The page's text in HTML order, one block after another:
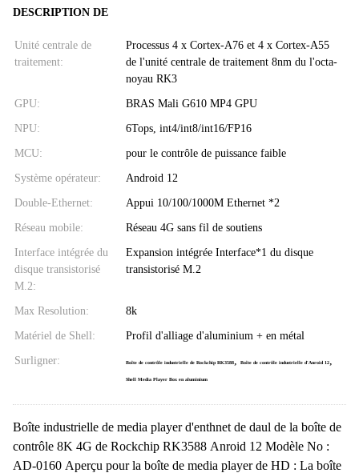
DESCRIPTION DE
Unité centrale de
traitement:
Processus 4 x Cortex-A76 et 4 x Cortex-A55
de l'unité centrale de traitement 8nm du l'octa-
noyau RK3
GPU: BRAS Mali G610 MP4 GPU
NPU: 6Tops, int4/int8/int16/FP16
MCU: pour le contrôle de puissance faible
Système opérateur: Android 12
Double-Ethernet: Appui 10/100/1000M Ethernet *2
Réseau mobile: Réseau 4G sans fil de soutiens
Interface intégrée du
disque transistorisé
M.2:
Expansion intégrée Interface*1 du disque
transistorisé M.2
Max Resolution: 8k
Matériel de Shell: Profil d'alliage d'aluminium + en métal
Surligner: Boîte de contrôle industrielle de Rockchip RK3588, Boîte de contrôle industrielle d'Anroid 12,
Shell Media Player Box en aluminium
Boîte industrielle de media player d'enthnet de daul de la boîte de
contrôle 8K 4G de Rockchip RK3588 Anroid 12 Modèle No :
AD-0160 Aperçu pour la boîte de media player de HD : La boîte